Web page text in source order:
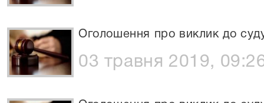
Оголошення про виклик до
03 травня 2019,